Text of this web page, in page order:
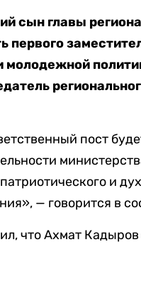
сын главы
первого
молодежной
пост
и
— говорится в
что Ахмат